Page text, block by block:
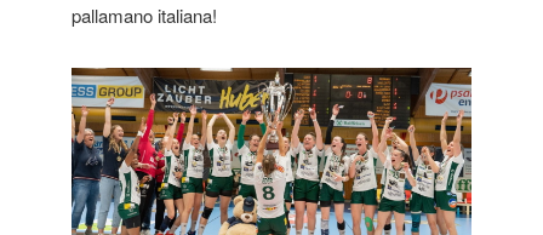
pallamano italiana!